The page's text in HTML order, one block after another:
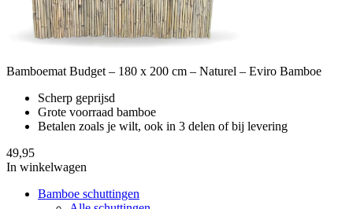
Bamboemat Budget – 180 x 200 cm – Naturel – Eviro Bamboe
Scherp geprijsd
Grote voorraad bamboe
Betalen zoals je wilt, ook in 3 delen of bij levering
49,95
In winkelwagen
Bamboe schuttingen